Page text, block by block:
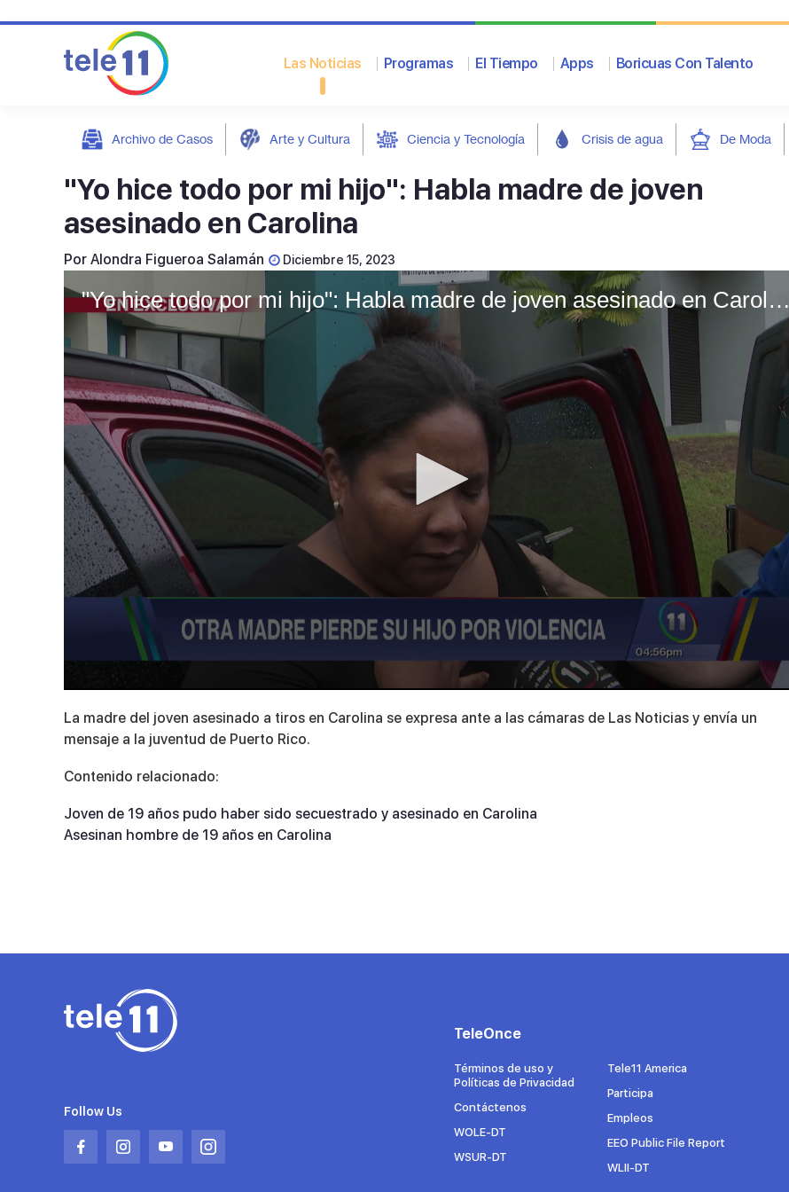
Las Noticias Programas El Tiempo Apps Boricuas Con Talento
Archivo de Casos Arte y Cultura Ciencia y Tecnología Crisis de agua De Moda
"Yo hice todo por mi hijo": Habla madre de joven
asesinado en Carolina
Por Alondra Figueroa Salamán Diciembre 15, 2023
"Yo hice todo por mi hijo": Habla madre de joven asesinado en Carolina
seconds
of
2
secondsVolume
La madre del joven asesinado a tiros en Carolina se expresa ante a las cámaras de Las Noticias y envía un
mensaje a la juventud de Puerto Rico.
Contenido relacionado:
Joven de 19 años pudo haber sido secuestrado y asesinado en Carolina
Asesinan hombre de 19 años en Carolina
Follow Us
Abrir
Abrir
Abrir
Abrir
TeleOnce
Términos de uso y
Políticas de Privacidad
Contáctenos
WOLE-DT
WSUR-DT
Tele11 America
Participa
Empleos
EEO Public File Report
WLII-DT